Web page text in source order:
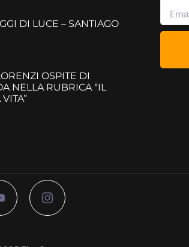
DI LUCE – SANTIAGO
OSPITE DI
NELLA RUBRICA “IL